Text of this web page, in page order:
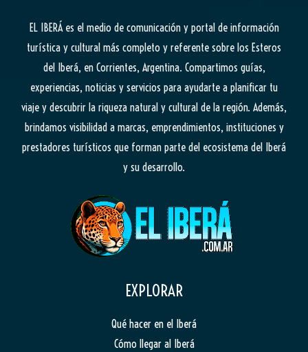
EL IBERÁes el medio de comunicación y portal de información
turística y cultural más completo y referente sobre los Esteros
del Iberá, en Corrientes, Argentina. Compartimos guías,
experiencias, noticias y servicios para ayudarte a planificar tu
viaje y descubrir la riqueza natural y cultural de la región. Además,
brindamos visibilidad a marcas, emprendimientos, instituciones y
prestadores turísticos que forman parte del ecosistema del Iberá
y su desarrollo.
EXPLORAR
Qué hacer en el Iberá
Cómo llegar al Iberá